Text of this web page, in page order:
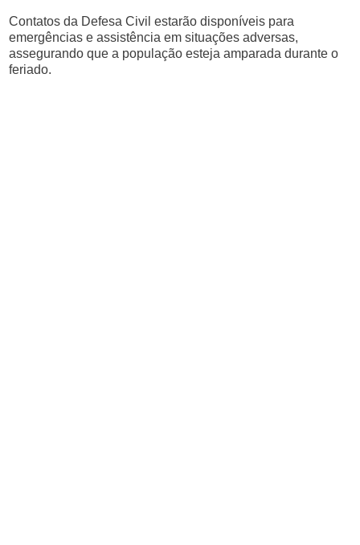
Contatos da Defesa Civil estarão disponíveis para
emergências e assistência em situações adversas,
assegurando que a população esteja amparada durante o
feriado.